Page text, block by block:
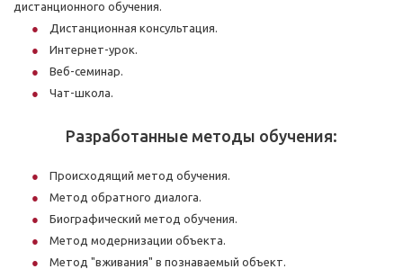
дистанционного обучения.
Дистанционная консультация.
Интернет-урок.
Веб-семинар.
Чат-школа.
Разработанные методы обучения:
Происходящий метод обучения.
Метод обратного диалога.
Биографический метод обучения.
Метод модернизации объекта.
Метод "вживания" в познаваемый объект.